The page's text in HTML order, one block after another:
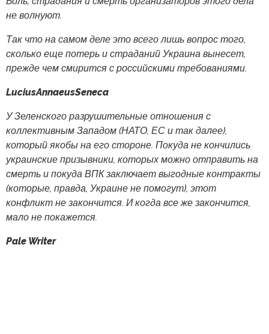
не волнуют.
Так что на самом деле это всего лишь вопрос того,
сколько еще потерь и страданий Украина вынесет,
прежде чем смирится с российскими требованиями.
LuciusAnnaeusSeneca
У Зеленского разрушительные отношения с
коллективным Западом (НАТО, ЕС и так далее),
который якобы на его стороне. Покуда не кончились
украинские призывники, которых можно отправить на
смерть и покуда ВПК заключает выгодные контракты
(которые, правда, Украине не помогут), этот
конфликт не закончится. И когда все же закончится,
мало не покажется.
Pale Writer